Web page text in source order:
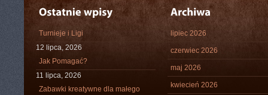
Turnieje i Ligi
12 lipca, 2026
Jak Pomagać?
11 lipca, 2026
Zabawki kreatywne dla małego
lipiec 2026
czerwiec 2026
maj 2026
kwiecień 2026